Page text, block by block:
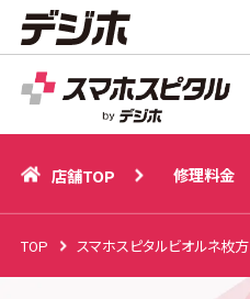
店舗TOP
店舗TOP 修理料金
TOP スマホスピタルビオルネ枚方